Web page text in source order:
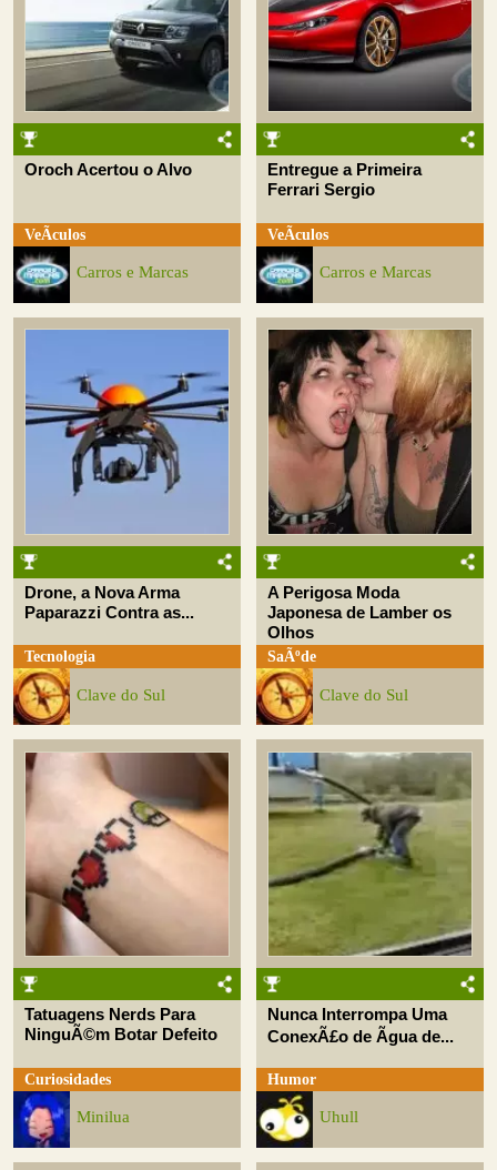
Oroch Acertou o Alvo
VeÃ­culos
Carros e Marcas
Entregue a Primeira
Ferrari Sergio
VeÃ­culos
Carros e Marcas
Drone, a Nova Arma
Paparazzi Contra as...
Tecnologia
Clave do Sul
A Perigosa Moda
Japonesa de Lamber os
Olhos
SaÃºde
Clave do Sul
Tatuagens Nerds Para
NinguÃ©m Botar Defeito
Curiosidades
Minilua
Nunca Interrompa Uma
ConexÃ£o de Ãgua de...
Humor
Uhull